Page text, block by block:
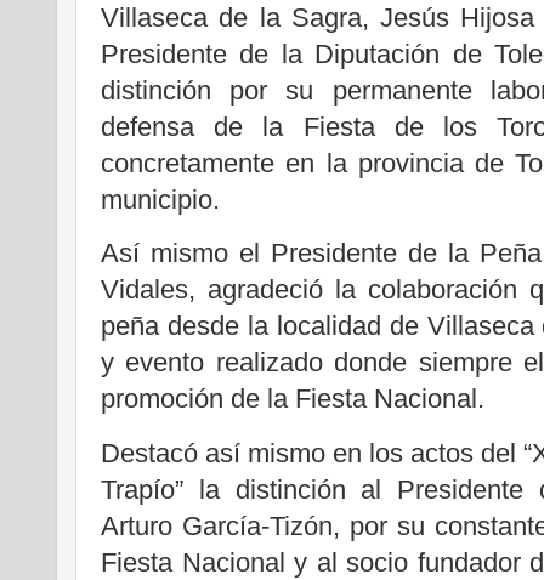
Villaseca de la Sagra, Jesús
Presidente de la Diputación de
distinción por su permanente
defensa de la Fiesta de los
concretamente en la provincia de
municipio.
Así mismo el Presidente de la
Vidales, agradeció la colaboración
peña desde la localidad de
y evento realizado donde siempre
promoción de la Fiesta Nacional.
Destacó así mismo en los actos del
Trapío” la distinción al
Arturo García-Tizón, por su
Fiesta Nacional y al socio fundador